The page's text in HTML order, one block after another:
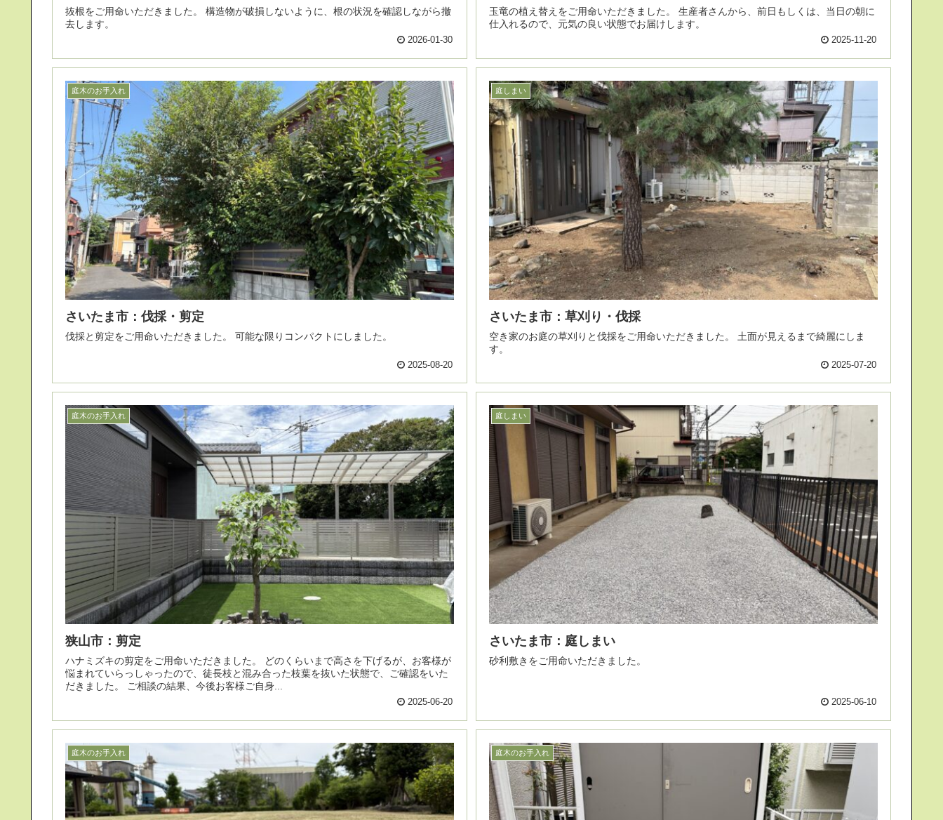
抜根をご用命いただきました。 構造物が破損しないように、根の状況を確認しながら撤
去します。
2026-01-30
玉竜の植え替えをご用命いただきました。 生産者さんから、前日もしくは、当日の朝に
仕入れるので、元気の良い状態でお届けします。
2025-11-20
庭木のお手入れ
さいたま市：伐採・剪定
伐採と剪定をご用命いただきました。 可能な限りコンパクトにしました。
2025-08-20
庭しまい
さいたま市：草刈り・伐採
空き家のお庭の草刈りと伐採をご用命いただきました。 土面が見えるまで綺麗にしま
す。
2025-07-20
庭木のお手入れ
狭山市：剪定
ハナミズキの剪定をご用命いただきました。 どのくらいまで高さを下げるが、お客様が
悩まれていらっしゃったので、徒長枝と混み合った枝葉を抜いた状態で、ご確認をいた
だきました。 ご相談の結果、今後お客様ご自身...
2025-06-20
庭しまい
さいたま市：庭しまい
砂利敷きをご用命いただきました。
2025-06-10
庭木のお手入れ 庭木のお手入れ